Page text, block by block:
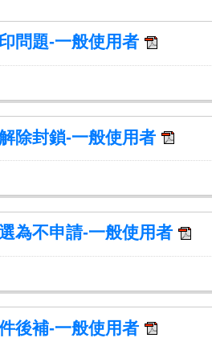
問題-一般使用者
除封鎖-一般使用者
為不申請-一般使用者
後補-一般使用者